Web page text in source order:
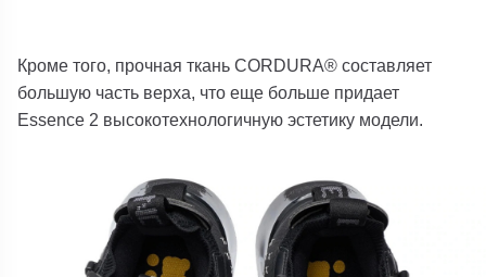
Кроме того, прочная ткань CORDURA® составляет
большую часть верха, что еще больше придает
Essence 2 высокотехнологичную эстетику модели.